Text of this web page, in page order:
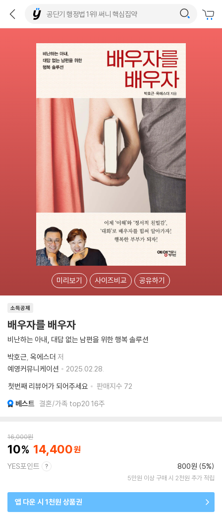
미리보기 사이즈비교 공유하기
소득공제
배우자를 배우자
비난하는 아내, 대답 없는 남편을 위한 행복 솔루션
박호근 옥에스더 저
예영커뮤니케이션
2025.02.28.
첫번째 리뷰어가 되어주세요
판매지수 72
베스트 결혼/가족 top20 16주
16,000원
10 14,400
YES포인트 800원 (5%)
5만원 이상 구매 시 2천원 추가 적립
앱 다운 시 1천원 상품권